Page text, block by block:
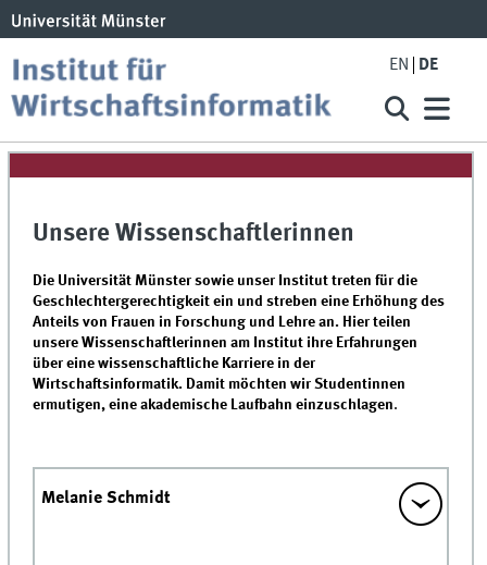
EN DE
Unsere Wissenschaftlerinnen
Die Universität Münster sowie unser Institut treten für die
Geschlechtergerechtigkeit ein und streben eine Erhöhung des
Anteils von Frauen in Forschung und Lehre an. Hier teilen
unsere Wissenschaftlerinnen am Institut ihre Erfahrungen
über eine wissenschaftliche Karriere in der
Wirtschaftsinformatik. Damit möchten wir Studentinnen
ermutigen, eine akademische Laufbahn einzuschlagen.
Melanie Schmidt